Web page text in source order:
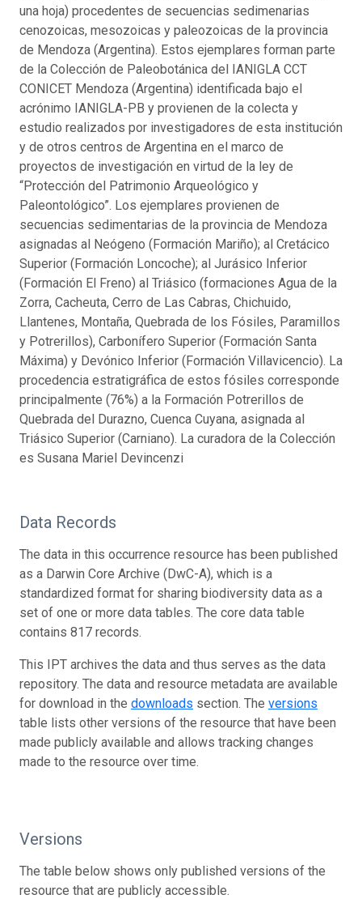
una hoja) procedentes de secuencias sedimenarias
cenozoicas, mesozoicas y paleozoicas de la provincia
de Mendoza (Argentina). Estos ejemplares forman parte
de la Colección de Paleobotánica del IANIGLA CCT
CONICET Mendoza (Argentina) identificada bajo el
acrónimo IANIGLA-PB y provienen de la colecta y
estudio realizados por investigadores de esta institución
y de otros centros de Argentina en el marco de
proyectos de investigación en virtud de la ley de
“Protección del Patrimonio Arqueológico y
Paleontológico”. Los ejemplares provienen de
secuencias sedimentarias de la provincia de Mendoza
asignadas al Neógeno (Formación Mariño); al Cretácico
Superior (Formación Loncoche); al Jurásico Inferior
(Formación El Freno) al Triásico (formaciones Agua de la
Zorra, Cacheuta, Cerro de Las Cabras, Chichuido,
Llantenes, Montaña, Quebrada de los Fósiles, Paramillos
y Potrerillos), Carbonífero Superior (Formación Santa
Máxima) y Devónico Inferior (Formación Villavicencio). La
procedencia estratigráfica de estos fósiles corresponde
principalmente (76%) a la Formación Potrerillos de
Quebrada del Durazno, Cuenca Cuyana, asignada al
Triásico Superior (Carniano). La curadora de la Colección
es Susana Mariel Devincenzi
Data Records
The data in this occurrence resource has been published
as a Darwin Core Archive (DwC-A), which is a
standardized format for sharing biodiversity data as a
set of one or more data tables. The core data table
contains 817 records.
This IPT archives the data and thus serves as the data
repository. The data and resource metadata are available
for download in the downloads section. The versions
table lists other versions of the resource that have been
made publicly available and allows tracking changes
made to the resource over time.
Versions
The table below shows only published versions of the
resource that are publicly accessible.